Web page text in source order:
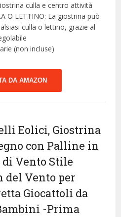
culla e centro attività
O LETTINO: La giostrina può
culla o lettino, grazie al
(non incluse)
DA AMAZON
Eolici, Giostrina
con Palline in
di Vento Stile
del Vento per
Giocattoli da
-Prima